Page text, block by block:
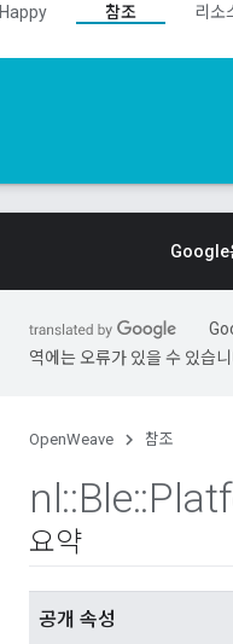
Happy 참조 리소
Google
역에는 오류가 있을 수 있습니
OpenWeave 참조
nl::Ble::
요약
공개 속성